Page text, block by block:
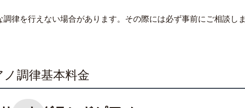
律を行えない場合があります。その際には必ず事前にご相談しま
調律基本料金